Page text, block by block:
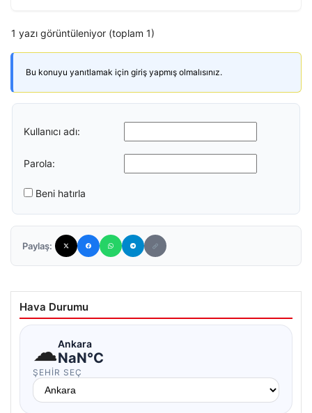
1 yazı görüntüleniyor (toplam 1)
Bu konuyu yanıtlamak için giriş yapmış olmalısınız.
Kullanıcı adı:
Parola:
Beni hatırla
Paylaş:
Hava Durumu
☁Ankara
NaN°C
ŞEHIR SEÇ